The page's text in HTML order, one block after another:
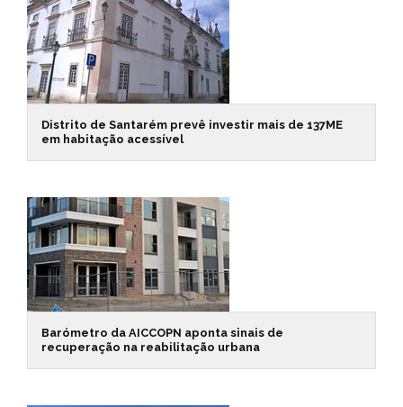
Distrito de Santarém prevê investir mais de 137ME
em habitação acessível
Barómetro da AICCOPN aponta sinais de
recuperação na reabilitação urbana